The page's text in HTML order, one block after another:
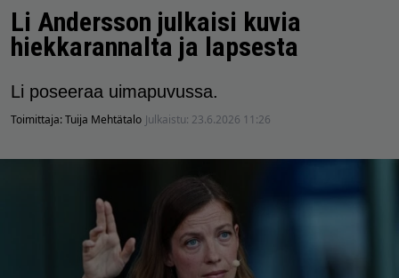
Li Andersson julkaisi kuvia
hiekkarannalta ja lapsesta
Li poseeraa uimapuvussa.
Toimittaja:Tuija Mehtätalo Julkaistu: 23.6.2026 11:26